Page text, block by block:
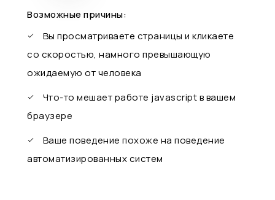
Возможные причины:
Вы просматриваете страницы и кликаете
со скоростью, намного превышающую
ожидаемую от человека
Что-то мешает работе javascript в вашем
браузере
Ваше поведение похоже на поведение
автоматизированных систем